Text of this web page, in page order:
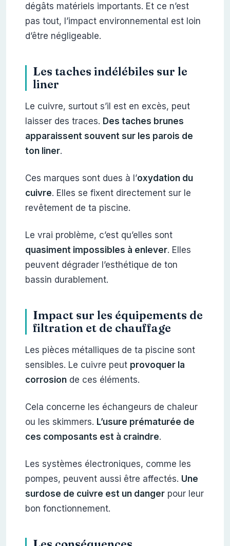
dégâts matériels importants. Et ce n’est
pas tout, l’impact environnemental est loin
d’être négligeable.
Les taches indélébiles sur le
liner
Le cuivre, surtout s’il est en excès, peut
laisser des traces. Des taches brunes
apparaissent souvent sur les parois de
ton liner.
Ces marques sont dues à l’oxydation du
cuivre. Elles se fixent directement sur le
revêtement de ta piscine.
Le vrai problème, c’est qu’elles sont
quasiment impossibles à enlever. Elles
peuvent dégrader l’esthétique de ton
bassin durablement.
Impact sur les équipements de
filtration et de chauffage
Les pièces métalliques de ta piscine sont
sensibles. Le cuivre peut provoquer la
corrosionde ces éléments.
Cela concerne les échangeurs de chaleur
ou les skimmers. L’usure prématurée de
ces composants est à craindre.
Les systèmes électroniques, comme les
pompes, peuvent aussi être affectés. Une
surdose de cuivre est un dangerpour leur
bon fonctionnement.